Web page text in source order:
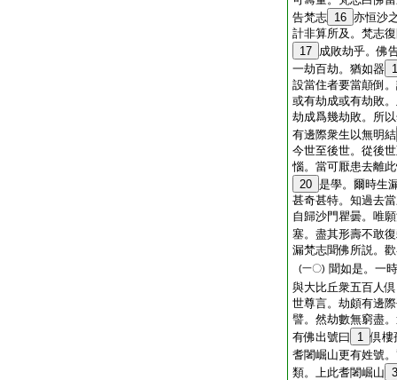
告梵志 16 亦恒沙
計非算所及。梵志
17 成敗劫乎。佛
一劫百劫。猶如器
設當住者要當顛倒
或有劫成或有劫敗
劫成爲幾劫敗。所
有邊際衆生以無明結
今世至後世。從後
惱。當可厭患去離
20 是學。爾時生
甚奇甚特。知過去
自歸沙門瞿曇。唯
塞。盡其形壽不敢
漏梵志聞佛所説。
(一〇) 聞如是。一
與大比丘衆五百人
世尊言。劫頗有邊
譬。然劫數無窮盡
有佛出號曰
1 倶樓
耆闍崛山更有姓號
類。上此耆闍崛山 3